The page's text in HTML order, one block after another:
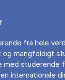
fra hele
mangfoldigt
med studerende
internationale